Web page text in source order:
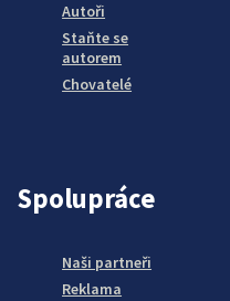
Autoři
Staňte se
autorem
Chovatelé
Spolupráce
Naši partneři
Reklama